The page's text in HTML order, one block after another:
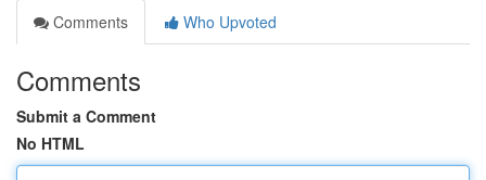
Comments
Who Upvoted
Comments
Submit a Comment
No HTML